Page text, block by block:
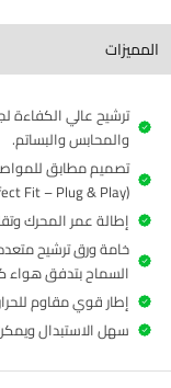
المميزات
ترشيح عالي الكفاءة
والمحابس والبساتم.
تصميم مطابق
(Perfect Fit – Plug & Play).
إطالة عمر المحرك
خامة ورق ترشيح
السماح بتدفق هواء
إطار قوي مقاوم
سهل الاستبدال